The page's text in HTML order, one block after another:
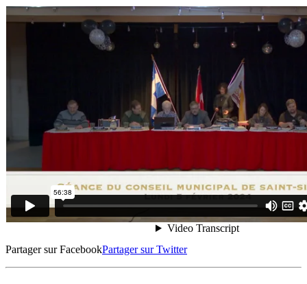
Partager sur FacebookPartager sur Twitter